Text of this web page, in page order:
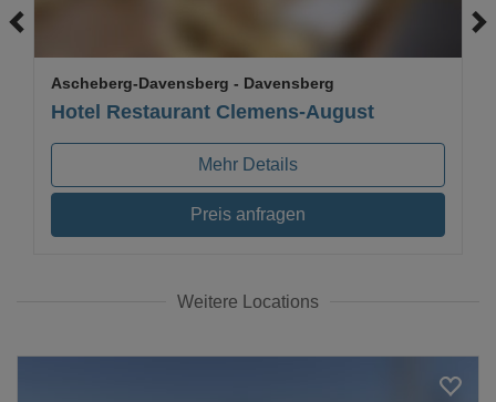
Hotel Restaurant Clemens-August
Ascheberg-Davensberg - Davensberg
Mehr Details
Preis anfragen
Weitere Locations